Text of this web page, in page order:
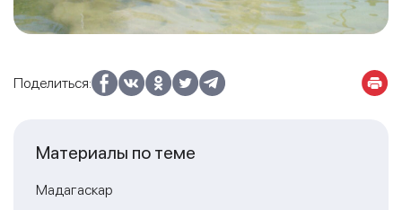
Поделиться:
Материалы по теме
Мадагаскар